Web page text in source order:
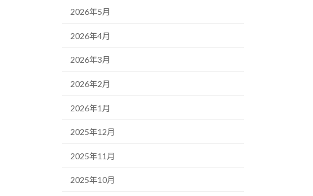
2026年5月
2026年4月
2026年3月
2026年2月
2026年1月
2025年12月
2025年11月
2025年10月